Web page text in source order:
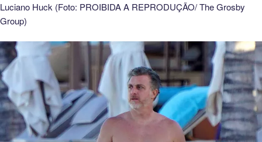
Luciano Huck (Foto: PROIBIDA A REPRODUÇÃO/ The Grosby
Group)